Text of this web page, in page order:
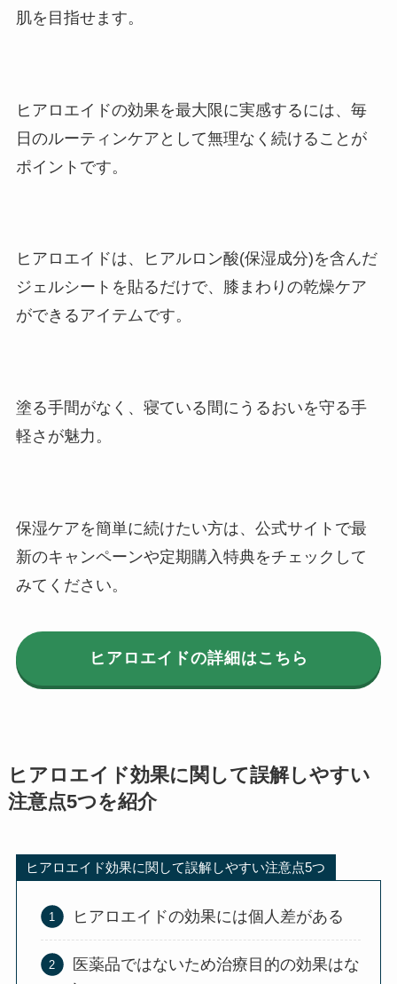
肌を目指せます。
ヒアロエイドの効果を最大限に実感するには、毎
日のルーティンケアとして無理なく続けることが
ポイントです。
ヒアロエイドは、ヒアルロン酸(保湿成分)を含んだ
ジェルシートを貼るだけで、膝まわりの乾燥ケア
ができるアイテムです。
塗る手間がなく、寝ている間にうるおいを守る手
軽さが魅力。
保湿ケアを簡単に続けたい方は、公式サイトで最
新のキャンペーンや定期購入特典をチェックして
みてください。
ヒアロエイドの詳細はこちら
ヒアロエイド効果に関して誤解しやすい
注意点5つを紹介
ヒアロエイド効果に関して誤解しやすい注意点5つ
ヒアロエイドの効果には個人差がある
医薬品ではないため治療目的の効果はな